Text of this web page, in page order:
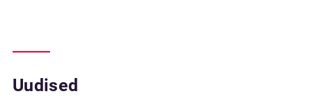
Uudised